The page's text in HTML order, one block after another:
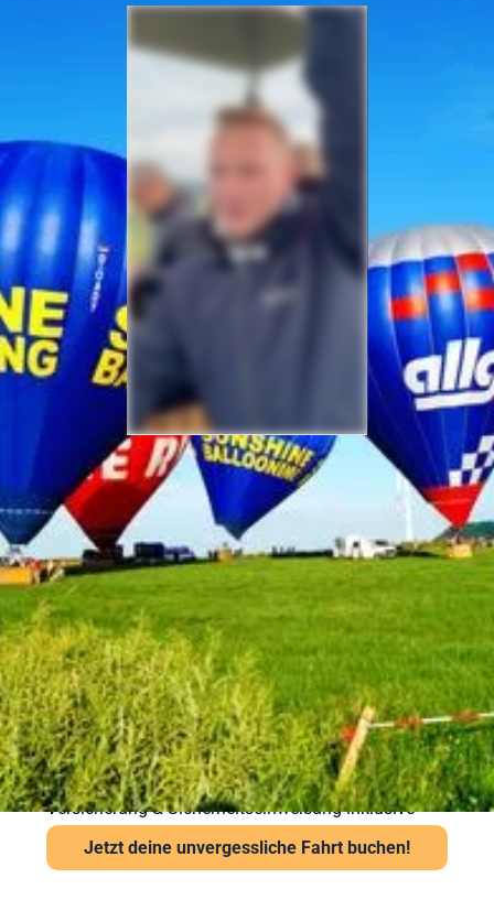
Sicherheit bei Ihrer
Ballonfahrt – Gut
vorbereitet in die Luft
Sicherheit steht bei Sunshine Ballooning an erster
Stelle. Jede Ballonfahrt findet nur bei stabiler
Wetterlage statt. Unsere Piloten prüfen Wind und
Sicht vor jedem Start über das Flugwetteramt.
Wichtige Hinweise:
Ab 6 Jahren und mindestens 120 cm Körpergröße
Kein besonderes Schuhwerk erforderlich, aber
festes empfohlen
Auch bei leichter Höhenangst problemlos möglich
Versicherung & Sicherheitseinweisung inklusive
Jetzt deine unvergessliche Fahrt buchen!